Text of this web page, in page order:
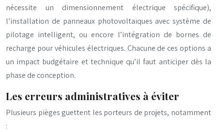
nécessite un dimensionnement électrique spécifique),
l’installation de panneaux photovoltaïques avec système de
pilotage intelligent, ou encore l’intégration de bornes de
recharge pour véhicules électriques. Chacune de ces options a
un impact budgétaire et technique qu’il faut anticiper dès la
phase de conception.
Les erreurs administratives à éviter
Plusieurs pièges guettent les porteurs de projets, notamment
: